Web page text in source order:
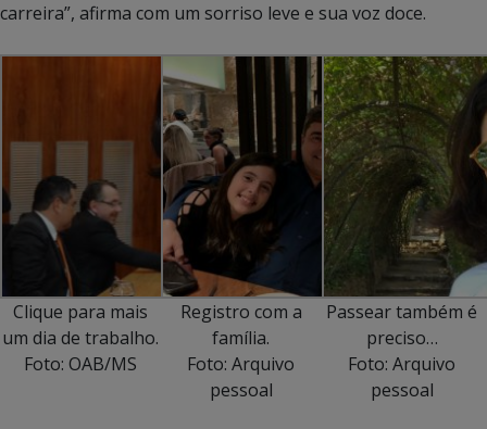
carreira”, afirma com um sorriso leve e sua voz doce.
Clique para mais
um dia de trabalho.
Foto: OAB/MS
Registro com a
família.
Foto: Arquivo
pessoal
Passear também é
preciso…
Foto: Arquivo
pessoal